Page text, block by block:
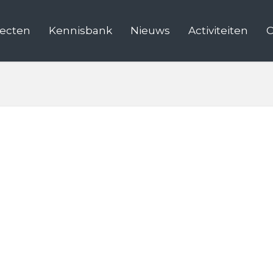
Kennisbank Nieuws Activiteiten